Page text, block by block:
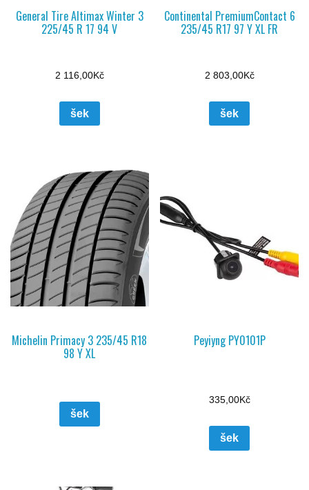
General Tire Altimax Winter 3
225/45 R 17 94 V
2 116,00Kč
šek
Continental PremiumContact 6
235/45 R17 97 Y XL FR
2 803,00Kč
šek
Michelin Primacy 3 235/45 R18
98 Y XL
šek
Peyiyng PY0101P
335,00Kč
šek